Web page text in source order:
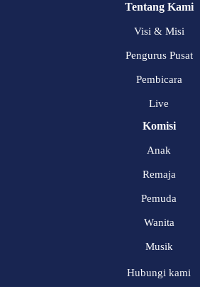
Tentang Kami
Visi & Misi
Pengurus Pusat
Pembicara
Live
Komisi
Anak
Remaja
Pemuda
Wanita
Musik
Hubungi kami